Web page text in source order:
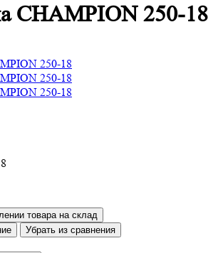
CHAMPION 250-18
товара на склад
Убрать из сравнения